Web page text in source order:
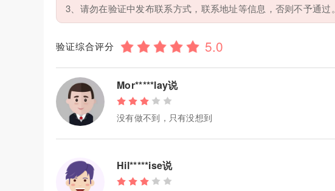
3、请勿在验证中发布联系方式，联系地址等信息，否则不予通过。
验证综合评分
Mor*****lay说
没有做不到，只有没想到
Hil*****ise说